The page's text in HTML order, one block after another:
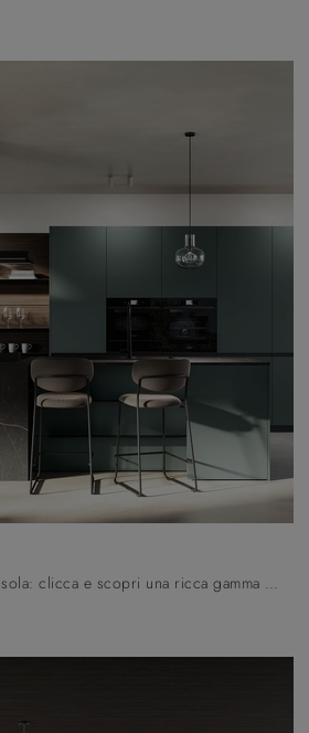
Cucine Moderne con isola: clicca e scopri una ricca gamma di soluzioni del marchio Arredo3, tra cui il modello Kalì 01.